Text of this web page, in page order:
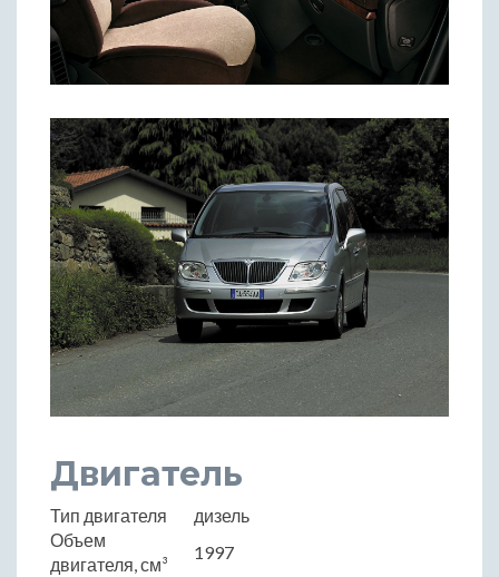
Двигатель
Тип двигателя
дизель
Объем
двигателя, см³
1997